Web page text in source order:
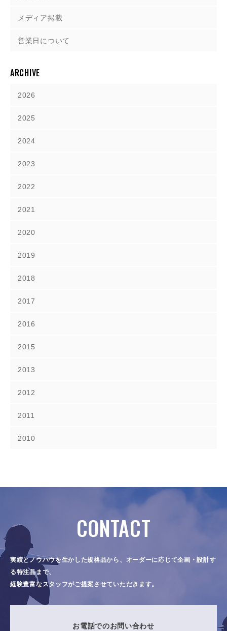
メディア掲載
営業日について
ARCHIVE
2026
2025
2024
2023
2022
2021
2020
2019
2018
2017
2016
2015
2013
2012
2011
2010
CONTACT
実績とノウハウを生かした規格品から、オーダーに応じて企画・設計す
る特注品まで、
経験豊富なスタッフがご提案させていただきます。
お電話でのお問い合わせ